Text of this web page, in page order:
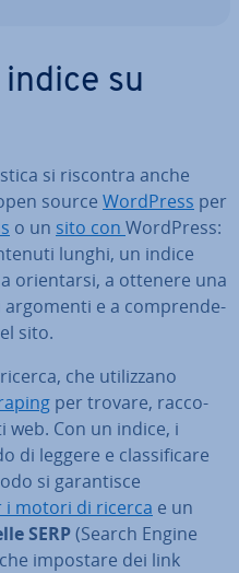
su
si riscontra anche
source WordPress per
o un sito con WordPress:
lunghi, un indice
orien­tar­si, a ottenere una
argomenti e a com­pren­de­
sito.
che uti­liz­za­no
per trovare, rac­co­
web. Con un indice, i
di leggere e clas­si­fi­ca­re
si ga­ran­ti­sce
i motori di ricerca e un
SERP(Search Engine
impostare dei link